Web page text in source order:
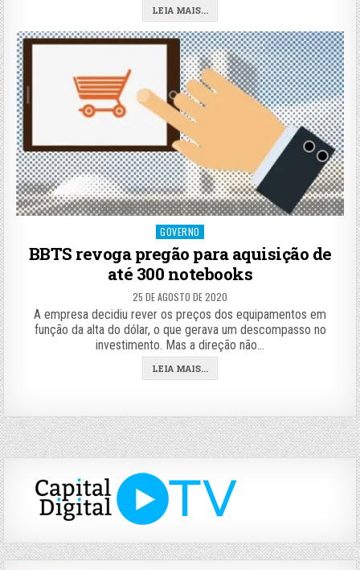
LEIA MAIS...
Posted
GOVERNO
BBTS revoga pregão para aquisição de
até 300 notebooks
25 DE AGOSTO DE 2020
A empresa decidiu rever os preços dos equipamentos em
função da alta do dólar, o que gerava um descompasso no
investimento. Mas a direção não…
LEIA MAIS...